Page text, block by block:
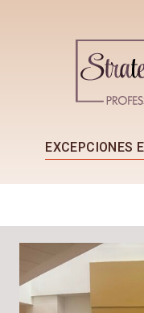
EXCEPCIONES